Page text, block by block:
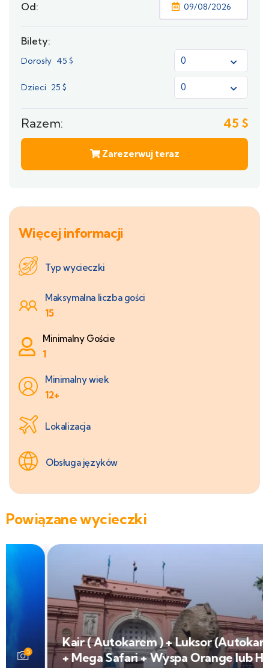
Od:
Bilety:
Dorosły 45 $
Dzieci 25 $
Razem: 45 $
Zarezerwuj teraz
Więcej informacji
Typ wycieczki
Maksymalna liczba gości
15
Minimalny Goście
1
Minimalny wiek
12+
Lokalizacja
Obsługa języków
Powiązane wycieczki
8
Kair ( Autokarem ) + Luksor (Autokarem)
+ Mega Safari + Wyspa Orange lub Hula